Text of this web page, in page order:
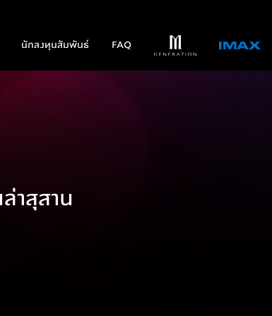
นักลงทุนสัมพันธ์ FAQ
าสุสาน